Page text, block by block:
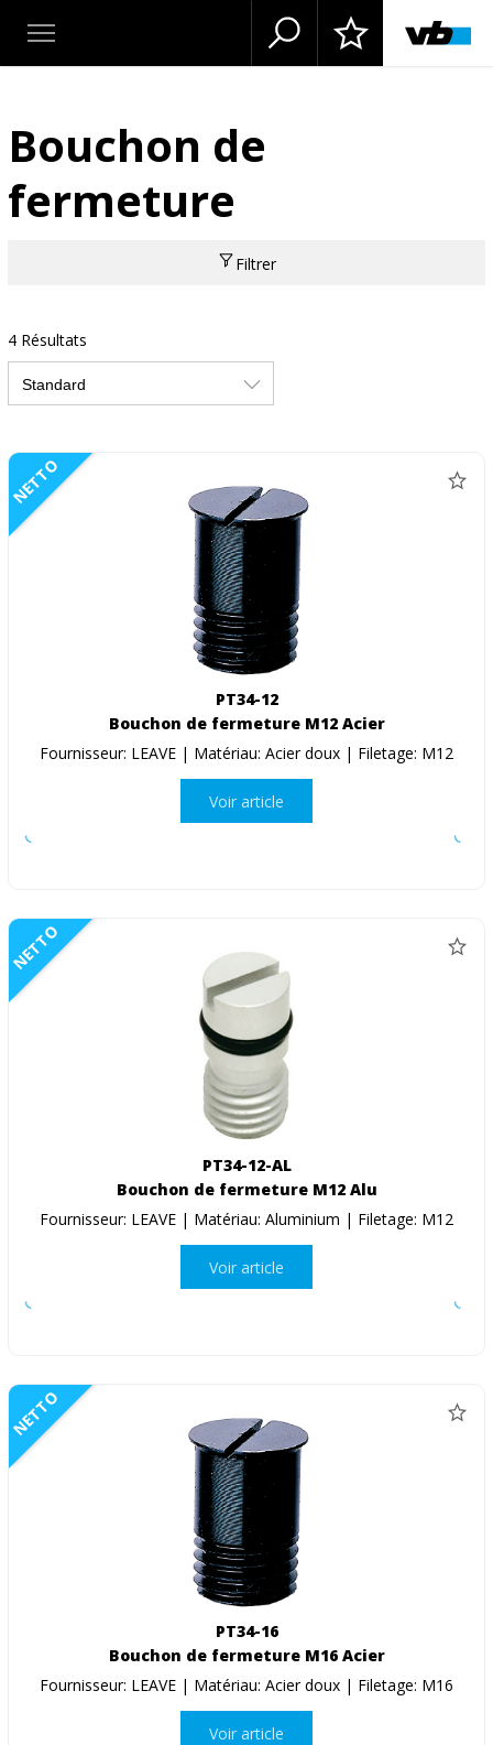
Bouchon de
fermeture
Filtrer
4 Résultats
NETTO
PT34-12
Bouchon de fermeture M12 Acier
Fournisseur: LEAVE | Matériau: Acier doux | Filetage: M12
Voir article
NETTO
PT34-12-AL
Bouchon de fermeture M12 Alu
Fournisseur: LEAVE | Matériau: Aluminium | Filetage: M12
Voir article
NETTO
PT34-16
Bouchon de fermeture M16 Acier
Fournisseur: LEAVE | Matériau: Acier doux | Filetage: M16
Voir article